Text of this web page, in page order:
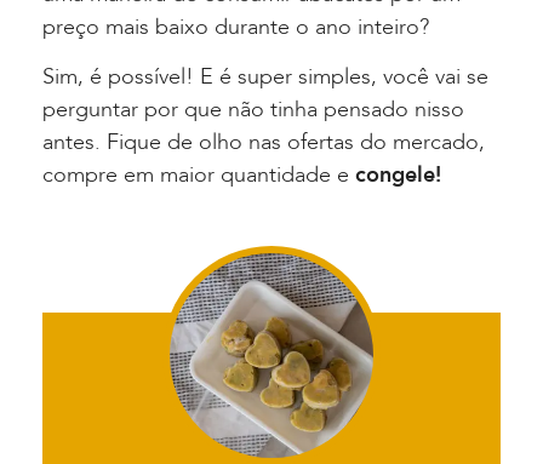
preço mais baixo durante o ano inteiro?
Sim, é possível! E é super simples, você vai se
perguntar por que não tinha pensado nisso
antes. Fique de olho nas ofertas do mercado,
compre em maior quantidade e congele!